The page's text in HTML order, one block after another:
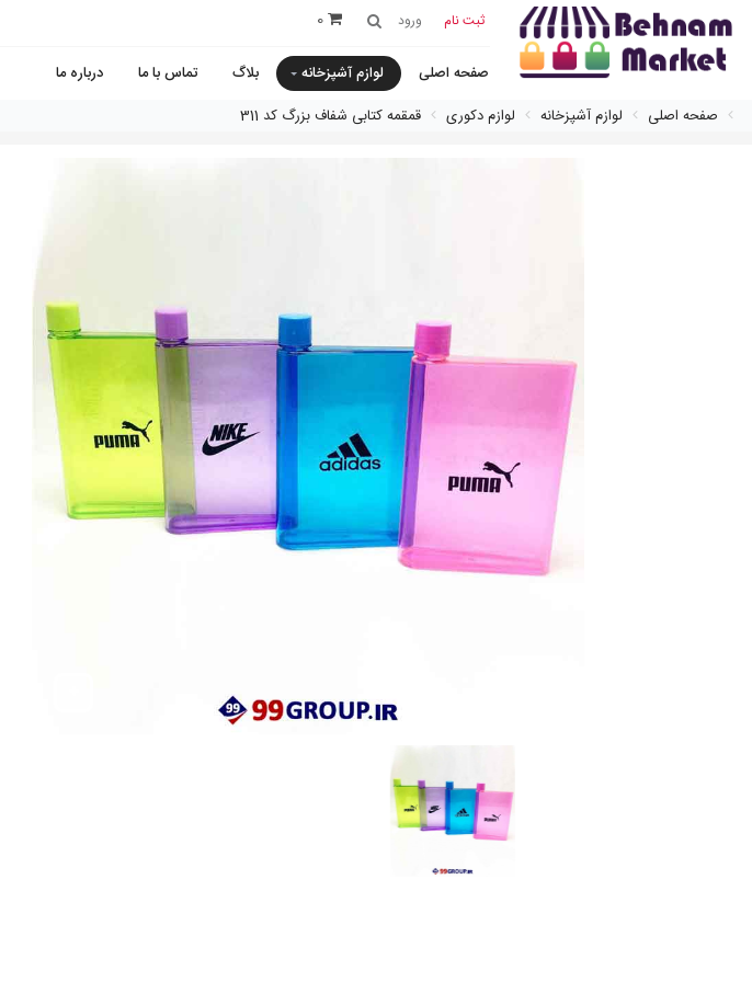
ثبت نام ورود 0
صفحه اصلی لوازم آشپزخانه بلاگ تماس با ما
درباره ما
صفحه اصلی
لوازم آشپزخانه لوازم دکوری قمقمه كتابی شفاف بزرگ کد 311